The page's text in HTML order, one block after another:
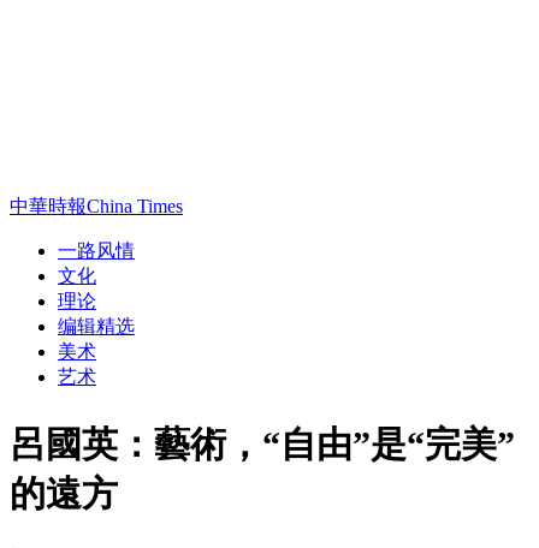
中華時報China Times
一路风情
文化
理论
编辑精选
美术
艺术
呂國英：藝術，“自由”是“完美”
的遠方